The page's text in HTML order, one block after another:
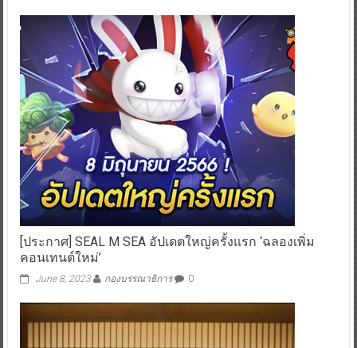
[ประกาศ] SEAL M SEA อัปเดตใหญ่ครั้งแรก ‘ฉลองเพิ่ม
คอนเทนต์ใหม่’
June 8, 2023 กองบรรณาธิการ 0